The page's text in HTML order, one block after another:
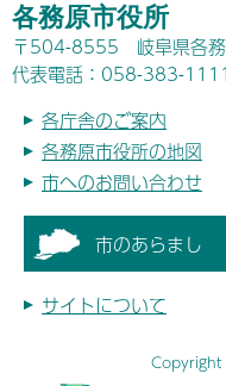
各務原市役所
〒504-8555 岐阜県各務
代表電話：058-383-1111
各庁舎のご案内
各務原市役所の地図
市へのお問い合わせ
市のあらまし
サイトについて